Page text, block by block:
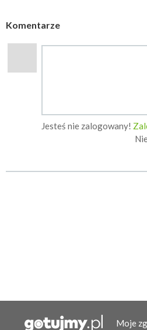
Komentarze
Jesteś nie zalogowany!
Moje